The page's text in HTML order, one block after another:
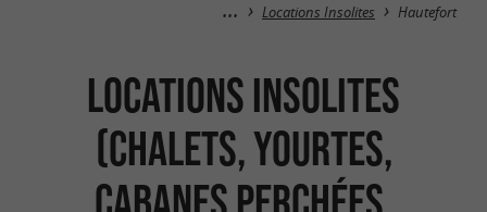
Locations Insolites Hautefort
Locations Insolites
(Chalets, Yourtes,
Cabanes perchées,